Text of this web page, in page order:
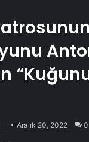
Aralık 20, 2022 0